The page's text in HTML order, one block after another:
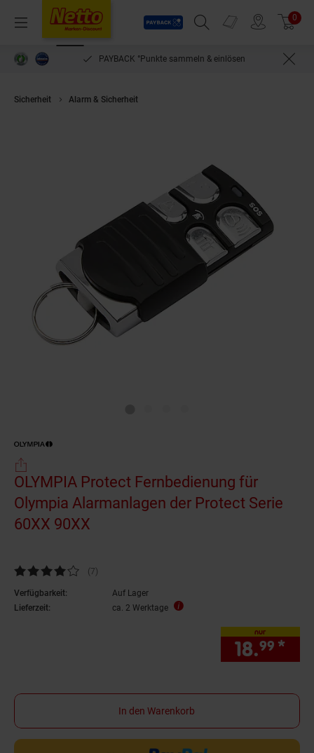
Menü
Payback
Suchfeld einblenden
Prospekte 0
PAYBACK °Punkte sammeln & einlösen
Sicherheit Alarm & Sicherheit
OLYMPIA Protect Fernbedienung für
Olympia Alarmanlagen der Protect Serie
60XX 90XX
Kundenbewertung: 4,14 von 5 Sternen
(7Kundenbewertungen
)
Verfügbarkeit:
Auf Lager
Lieferzeit:
ca. 2 Werktage
nur
18.99 *
In den Warenkorb